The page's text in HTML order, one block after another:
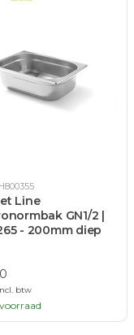
Line
GN1/2 |
- 200mm diep
btw